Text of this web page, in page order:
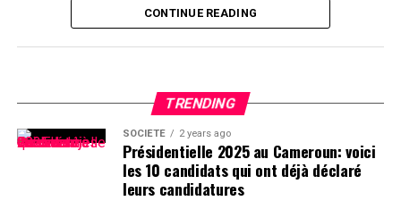
CONTINUE READING
TRENDING
SOCIÉTÉ 2 years ago
Présidentielle 2025 au Cameroun: voici
les 10 candidats qui ont déjà déclaré
leurs candidatures